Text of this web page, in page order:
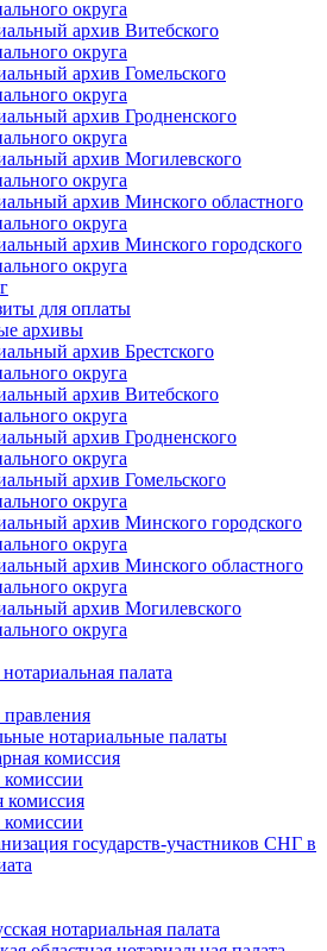
округа
архив Витебского
округа
архив Гомельского
округа
архив Гродненского
округа
архив Могилевского
округа
архив Минского областного
округа
архив Минского городского
округа
для оплаты
архивы
архив Брестского
округа
архив Витебского
округа
архив Гродненского
округа
архив Гомельского
округа
архив Минского городского
округа
архив Минского областного
округа
архив Могилевского
округа
палата
нотариальные палаты
комиссия
комиссия
государств-участников СНГ в
нотариальная палата